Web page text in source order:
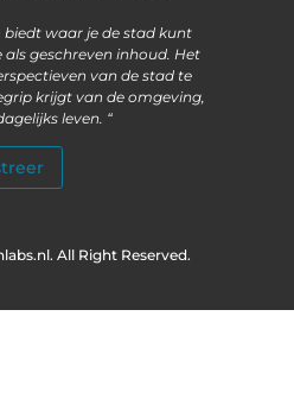
biedt waar je de stad kunt
geschreven inhoud. Het
van de stad te
krijgt van de omgeving,
leven. “
All Right Reserved.